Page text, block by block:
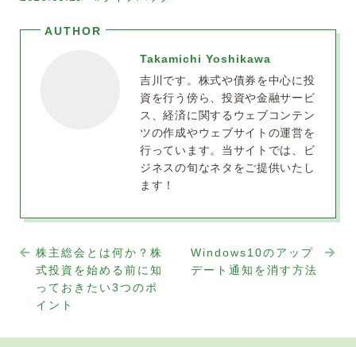
Takamichi Yoshikawa
吉川です。株式や債券を中心に投
資を行う傍ら、投資や金融サービ
ス、経済に関するウェブコンテン
ツの作成やウェブサイトの運営を
行っています。当サイトでは、ビ
ジネスの旬なネタをご提供いたし
ます！
株主総会とは何か？株
式投資を始める前に知
っておきたい3つのポ
イント
Windows10のアップ
デート通知を消す方法